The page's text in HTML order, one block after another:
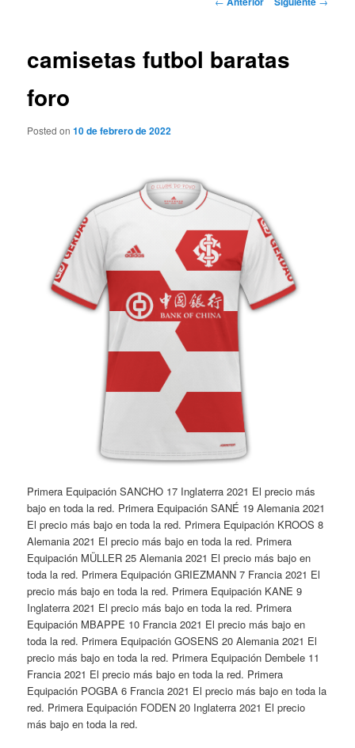
camisetas futbol baratas
foro
Posted on10 de febrero de 2022
Primera Equipación SANCHO 17 Inglaterra 2021 El precio más
bajo en toda la red. Primera Equipación SANÉ 19 Alemania 2021
El precio más bajo en toda la red. Primera Equipación KROOS 8
Alemania 2021 El precio más bajo en toda la red. Primera
Equipación MÜLLER 25 Alemania 2021 El precio más bajo en
toda la red. Primera Equipación GRIEZMANN 7 Francia 2021 El
precio más bajo en toda la red. Primera Equipación KANE 9
Inglaterra 2021 El precio más bajo en toda la red. Primera
Equipación MBAPPE 10 Francia 2021 El precio más bajo en
toda la red. Primera Equipación GOSENS 20 Alemania 2021 El
precio más bajo en toda la red. Primera Equipación Dembele 11
Francia 2021 El precio más bajo en toda la red. Primera
Equipación POGBA 6 Francia 2021 El precio más bajo en toda la
red. Primera Equipación FODEN 20 Inglaterra 2021 El precio
más bajo en toda la red.